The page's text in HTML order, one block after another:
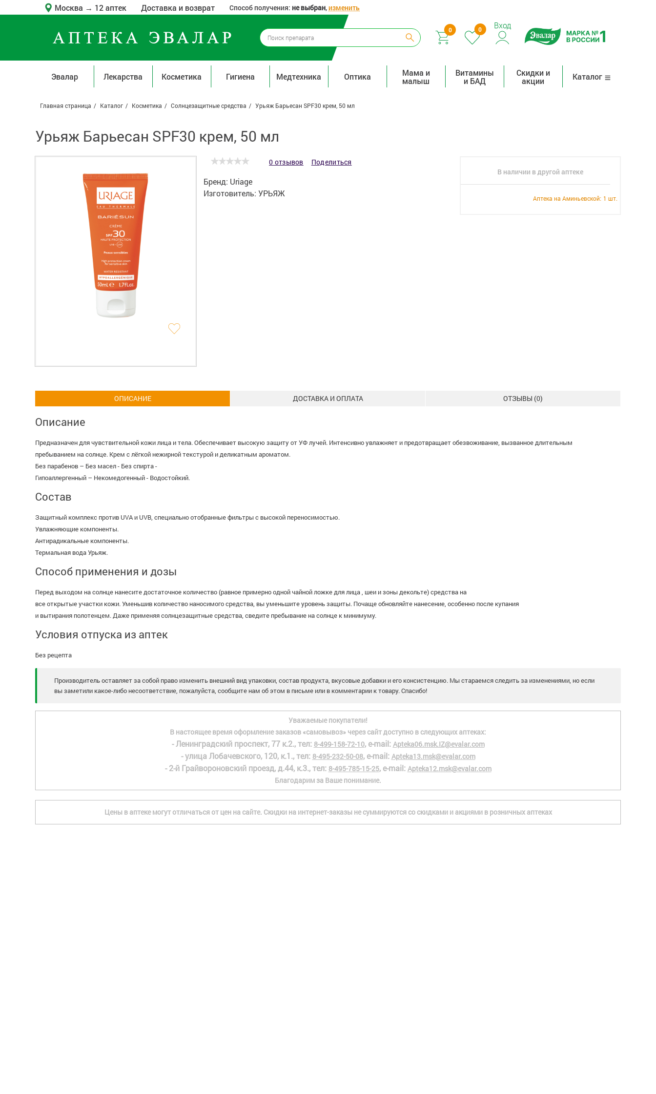
Москва → 12 аптек Доставка и возврат Способ получения: не выбран,изменить
0 0 Вход
Эвалар Лекарства Косметика Гигиена Медтехника Оптика
Мама и
малыш
Витамины
и БАД
Скидки и
акции
Каталог
Главная страница Каталог Косметика Солнцезащитные средства Урьяж Барьесан SPF30 крем, 50 мл
Урьяж Барьесан SPF30 крем, 50 мл
0 отзывов Поделиться
Бренд: Uriage
Изготовитель: УРЬЯЖ
В наличии в другой аптеке
Аптека на Аминьевской: 1 шт.
ОПИСАНИЕ ДОСТАВКА И ОПЛАТА ОТЗЫВЫ (0)
Описание
Предназначен для чувствительной кожи лица и тела. Обеспечивает высокую защиту от УФ лучей. Интенсивно увлажняет и предотвращает обезвоживание, вызванное длительным
пребыванием на солнце. Крем с лёгкой нежирной текстурой и деликатным ароматом.
Без парабенов – Без масел - Без спирта -
Гипоаллергенный – Некомедогенный - Водостойкий.
Состав
Защитный комплекс против UVA и UVB, специально отобранные фильтры с высокой переносимостью.
Увлажняющие компоненты.
Антирадикальные компоненты.
Термальная вода Урьяж.
Способ применения и дозы
Перед выходом на солнце нанесите достаточное количество (равное примерно одной чайной ложке для лица , шеи и зоны декольте) средства на
все открытые участки кожи. Уменьшив количество наносимого средства, вы уменьшите уровень защиты. Почаще обновляйте нанесение, особенно после купания
и вытирания полотенцем. Даже применяя солнцезащитные средства, сведите пребывание на солнце к минимуму.
Условия отпуска из аптек
Без рецепта
Производитель оставляет за собой право изменить внешний вид упаковки, состав продукта, вкусовые добавки и его консистенцию. Мы стараемся следить за изменениями, но если
вы заметили какое-либо несоответствие, пожалуйста, сообщите нам об этом в письме или в комментарии к товару. Спасибо!
Уважаемые покупатели!
В настоящее время оформление заказов «самовывоз» через сайт доступно в следующих аптеках:
- Ленинградский проспект, 77 к.2., тел: 8-499-158-72-10, e-mail: Apteka06.msk.IZ@evalar.com
- улица Лобачевского, 120, к.1., тел: 8-495-232-50-08, e-mail: Apteka13.msk@evalar.com
- 2-й Грайвороновский проезд, д.44, к.3., тел: 8-495-785-15-25, e-mail: Apteka12.msk@evalar.com
Благодарим за Ваше понимание.
Цены в аптеке могут отличаться от цен на сайте. Скидки на интернет-заказы не суммируются со скидками и акциями в розничных аптеках